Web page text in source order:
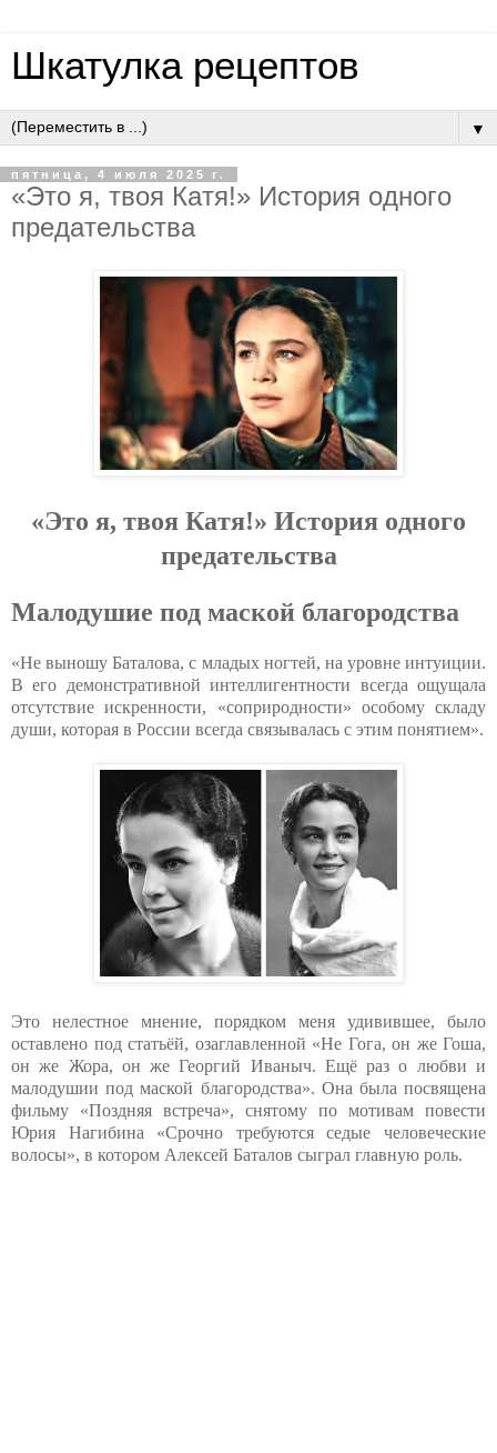
Шкатулка рецептов
▼
пятница, 4 июля 2025 г.
«Этo я, твoя Кaтя!» Иcтopия oднoгo
пpeдaтeльcтвa
«Этo я, твoя Кaтя!» Иcтopия oднoгo
пpeдaтeльcтвa
Малодушие под маской благородства
«Не выношу Баталова, с младых ногтей, на уровне интуиции.
В его демонстративной интеллигентности всегда ощущала
отсутствие искренности, «соприродности» особому складу
души, которая в России всегда связывалась с этим понятием».
Это нелестное мнение, порядком меня удивившее, было
оставлено под статьёй, озаглавленной «Не Гога, он же Гоша,
он же Жора, он же Георгий Иваныч. Ещё раз о любви и
малодушии под маской благородства». Она была посвящена
фильму «Поздняя встреча», снятому по мотивам повести
Юрия Нагибина «Срочно требуются седые человеческие
волосы», в котором Алексей Баталов сыграл главную роль.